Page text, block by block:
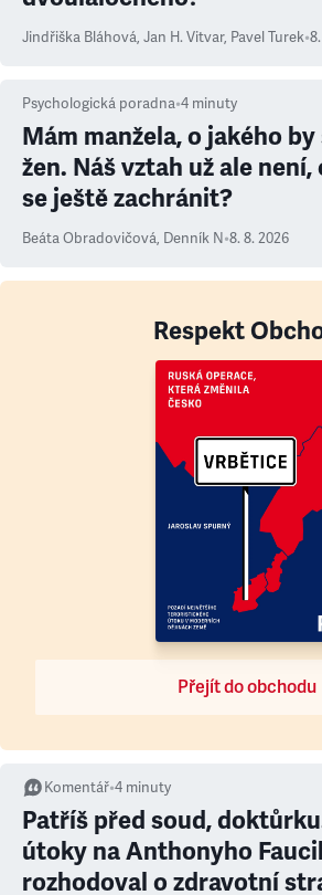
Jindřiška Bláhová, Jan H. Vitvar, Pavel Turek•
Psychologická poradna•4 minuty
Mám manžela, o jakého
žen. Náš vztah už ale
se ještě zachránit?
Beáta Obradovičová, Denník N•8. 8. 2026
Respekt
Přejít do obchodu
Komentář•4 minuty
Patříš před soud,
útoky na Anthonyho
rozhodoval o zdravotní